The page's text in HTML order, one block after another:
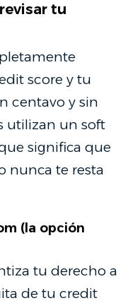
tu
score y tu
centavo y sin
utilizan un soft
significa que
nunca te resta
(la opción
tu derecho a
de tu credit